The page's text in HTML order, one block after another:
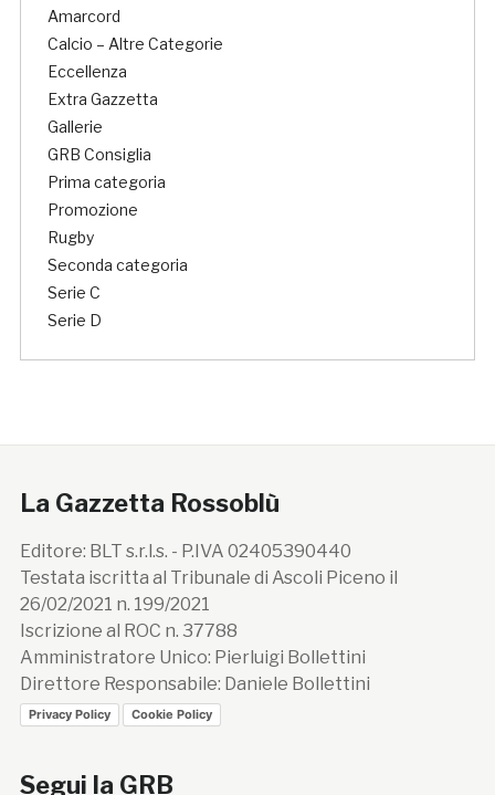
Amarcord
Calcio – Altre Categorie
Eccellenza
Extra Gazzetta
Gallerie
GRB Consiglia
Prima categoria
Promozione
Rugby
Seconda categoria
Serie C
Serie D
La Gazzetta Rossoblù
Editore: BLT s.r.l.s. - P.IVA 02405390440
Testata iscritta al Tribunale di Ascoli Piceno il
26/02/2021 n. 199/2021
Iscrizione al ROC n. 37788
Amministratore Unico: Pierluigi Bollettini
Direttore Responsabile: Daniele Bollettini
Privacy Policy Cookie Policy
Segui la GRB